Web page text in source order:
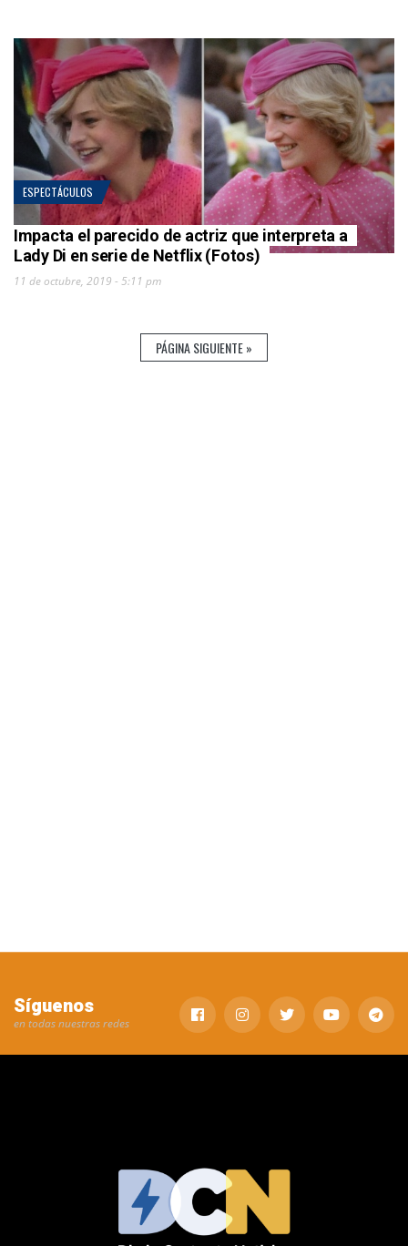
ESPECTÁCULOS
Impacta el parecido de actriz que interpreta a
Lady Di en serie de Netflix (Fotos)
11 de octubre, 2019 - 5:11 pm
PÁGINA SIGUIENTE »
Síguenos
en todas nuestras redes